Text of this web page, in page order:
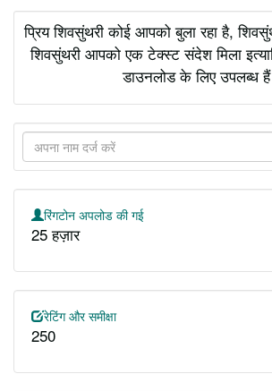
प्रिय शिवसुंथरी कोई आपको बुला रहा है,
शिवसुंथरी आपको एक टेक्स्ट संदेश मिला
डाउनलोड के लिए उपलब्ध
रिंगटोन अपलोड की गई
25 हज़ार
रेटिंग और समीक्षा
250